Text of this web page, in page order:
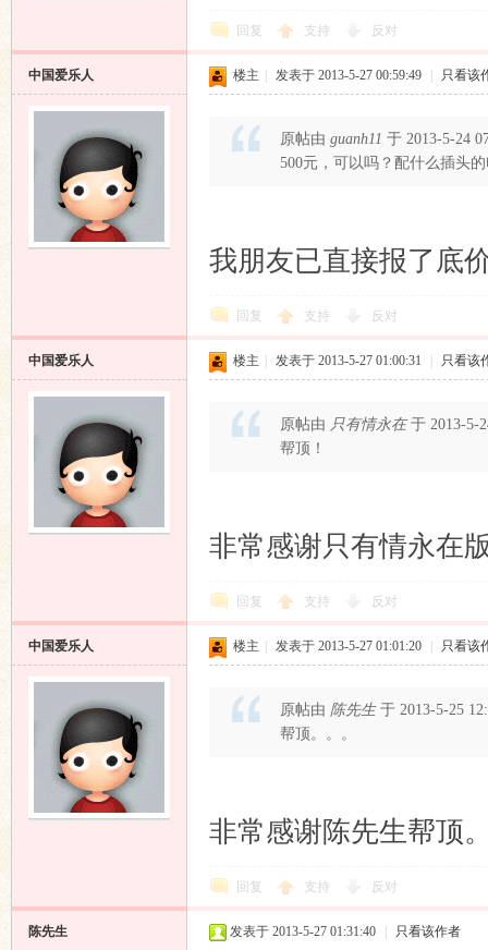
回复 支持 反对
中国爱乐人 楼主 发表于 2013-5-27 00:59:49 只看该
原帖由 guanh11 于 2013-5-24
500元，可以吗？配什么插头
我朋友已直接报了底
回复 支持 反对
中国爱乐人 楼主 发表于 2013-5-27 01:00:31 只看该
原帖由 只有情永在于 2013-5-
帮顶！
非常感谢只有情永在
回复 支持 反对
中国爱乐人 楼主 发表于 2013-5-27 01:01:20 只看该
原帖由 陈先生于 2013-5-25
帮顶。。。
非常感谢陈先生帮顶
回复 支持 反对
陈先生 发表于 2013-5-27 01:31:40 只看该作者